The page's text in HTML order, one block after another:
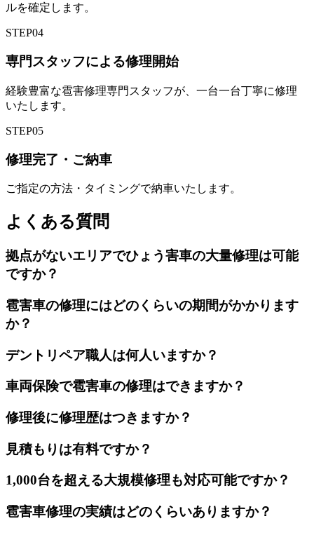
ルを確定します。
STEP04
専門スタッフによる修理開始
経験豊富な雹害修理専門スタッフが、一台一台丁寧に修理
いたします。
STEP05
修理完了・ご納車
ご指定の方法・タイミングで納車いたします。
よくある質問
拠点がないエリアでひょう害車の大量修理は可能
ですか？
雹害車の修理にはどのくらいの期間がかかります
か？
デントリペア職人は何人いますか？
車両保険で雹害車の修理はできますか？
修理後に修理歴はつきますか？
見積もりは有料ですか？
1,000台を超える大規模修理も対応可能ですか？
雹害車修理の実績はどのくらいありますか？